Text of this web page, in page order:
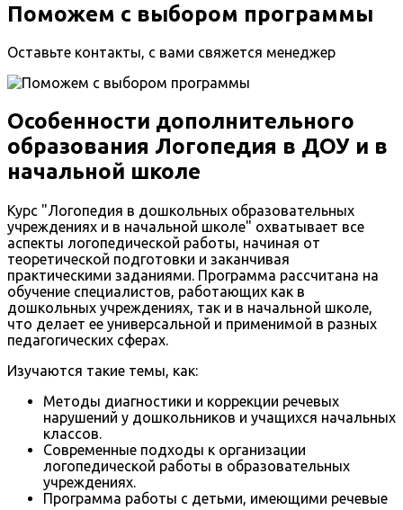
Поможем с выбором программы
Оставьте контакты, с вами свяжется менеджер
Особенности дополнительного
образования Логопедия в ДОУ и в
начальной школе
Курс "Логопедия в дошкольных образовательных
учреждениях и в начальной школе" охватывает все
аспекты логопедической работы, начиная от
теоретической подготовки и заканчивая
практическими заданиями. Программа рассчитана на
обучение специалистов, работающих как в
дошкольных учреждениях, так и в начальной школе,
что делает ее универсальной и применимой в разных
педагогических сферах.
Изучаются такие темы, как:
Методы диагностики и коррекции речевых
нарушений у дошкольников и учащихся начальных
классов.
Современные подходы к организации
логопедической работы в образовательных
учреждениях.
Программа работы с детьми, имеющими речевые